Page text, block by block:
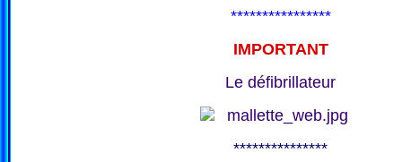
****************
IMPORTANT
Le défibrillateur
***************